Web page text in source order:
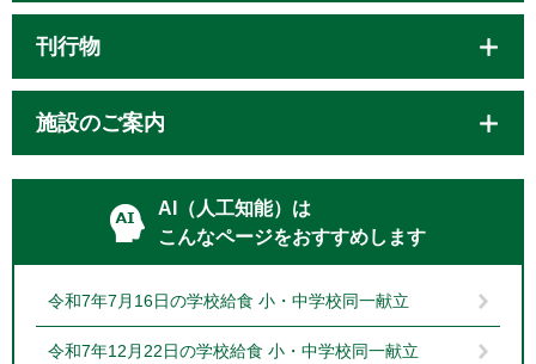
刊行物
施設のご案内
AI（人工知能）は
こんなページをおすすめします
令和7年7月16日の学校給食 小・中学校同一献立
令和7年12月22日の学校給食 小・中学校同一献立